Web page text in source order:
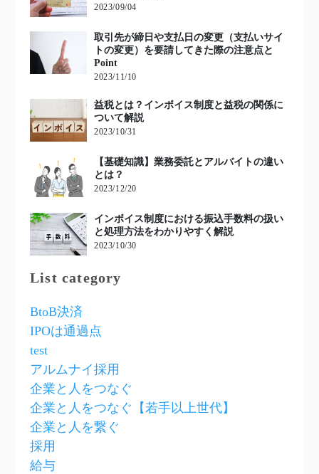
2023/09/04
取引先が締日や支払日の変更（支払いサイ
トの変更）を要請してきた際の注意点と
Point
2023/11/10
益税とは？インボイス制度と益税の関係に
ついて解説
2023/10/31
【基礎知識】業務委託とアルバイトの違い
とは？
2023/12/20
インボイス制度における振込手数料の扱い
と処理方法をわかりやすく解説
2023/10/30
List category
BtoB決済
IPOは通過点
test
アルムナイ採用
企業と人をつなぐ
企業と人をつなぐ【若手以上世代】
企業と人を繋ぐ
採用
給与